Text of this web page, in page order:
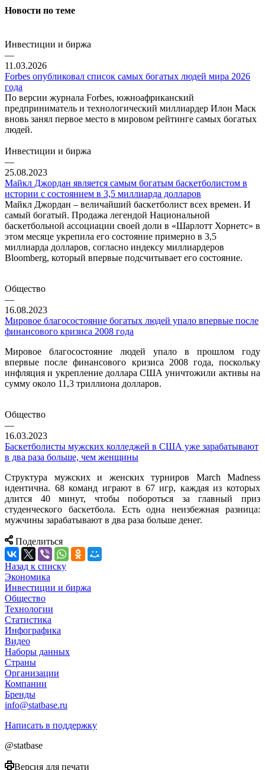
Новости по теме
Инвестиции и биржа
—
11.03.2026
Forbes опубликовал список самых богатых людей мира 2026
года
По версии журнала Forbes, южноафриканский
предприниматель и технологический миллиардер Илон Маск
вновь занял первое место в мировом рейтинге самых богатых
людей.
Инвестиции и биржа
—
25.08.2023
Майкл Джордан является самым богатым баскетболистом в
истории с состоянием в 3,5 миллиарда долларов
Майкл Джордан – величайший баскетболист всех времен. И
самый богатый. Продажа легендой Национальной
баскетбольной ассоциации своей доли в «Шарлотт Хорнетс» в
этом месяце укрепила его состояние примерно в 3,5
миллиарда долларов, согласно индексу миллиардеров
Bloomberg, который впервые подсчитывает его состояние.
Общество
—
16.08.2023
Мировое благосостояние богатых людей упало впервые после
финансового кризиса 2008 года
Мировое благосостояние людей упало в прошлом году
впервые после финансового кризиса 2008 года, поскольку
инфляция и укрепление доллара США уничтожили активы на
сумму около 11,3 триллиона долларов.
Общество
—
16.03.2023
Баскетболисты мужских колледжей в США уже зарабатывают
в два раза больше, чем женщины
Структура мужских и женских турниров March Madness
идентична. 68 команд играют в 67 игр, каждая из которых
длится 40 минут, чтобы побороться за главный приз
студенческого баскетбола. Есть одна неизбежная разница:
мужчины зарабатывают в два раза больше денег.
Поделиться
Назад к списку
Экономика
Инвестиции и биржа
Общество
Технологии
Cтатистика
Инфографика
Видео
Наборы данных
Страны
Организации
Компании
Бренды
info@statbase.ru
Написать в поддержку
@statbase
Версия для печати